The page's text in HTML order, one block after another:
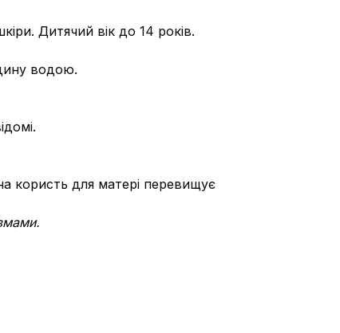
Дитячий вік до 14 років.
водою.
користь для матері перевищує